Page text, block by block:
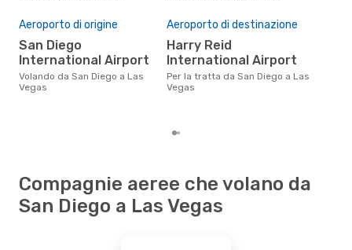
Aeroporto di origine
San Diego
International Airport
Volando da San Diego a Las
Vegas
Aeroporto di destinazione
Harry Reid
International Airport
Per la tratta da San Diego a Las
Vegas
Compagnie aeree che volano da
San Diego a Las Vegas